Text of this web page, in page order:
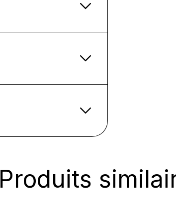
Produits